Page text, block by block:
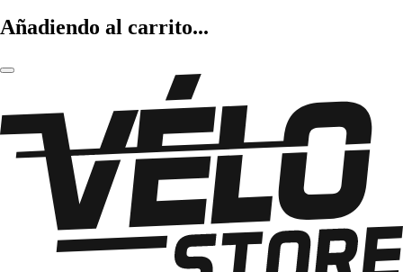
Añadiendo al carrito...